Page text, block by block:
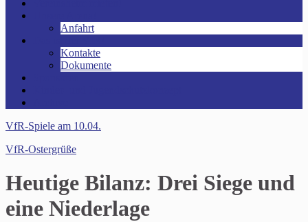
Anfahrt
Kontakte
Dokumente
VfR-Spiele am 10.04.
VfR-Ostergrüße
Heutige Bilanz: Drei Siege und
eine Niederlage